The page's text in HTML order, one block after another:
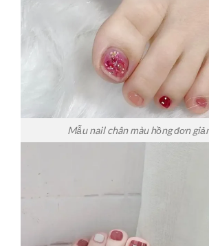
Mẫu nail chân màu hồng đơn